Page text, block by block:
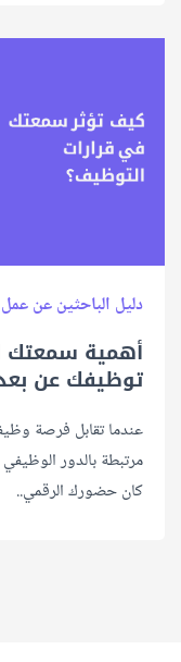
دليل الباحثين عن عمل
أهمية سمعتك
توظيفك عن
عندما تقابل فرصة
مرتبطة بالدور
كان حضورك الرقمي..